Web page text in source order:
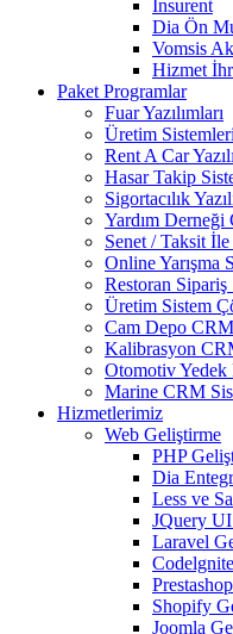
Insurent
Dia Ön
Vomsis
Hizmet
Paket Programlar
Fuar Yazılımları
Üretim Sistemleri
Rent A Car
Hasar Takip
Sigortacılık
Yardım
Senet / Taksit
Online Yarışma
Restoran Sipariş
Üretim Sistem
Cam Depo
Kalibrasyon
Otomotiv Yedek
Marine CRM
Hizmetlerimiz
Web Geliştirme
PHP
Dia
Less ve
JQuery
Laravel
Shopify
Joomla